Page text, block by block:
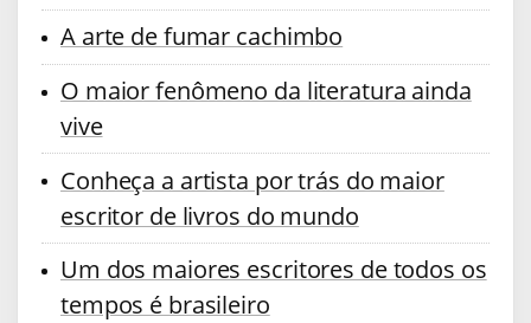
A arte de fumar cachimbo
O maior fenômeno da literatura ainda
vive
Conheça a artista por trás do maior
escritor de livros do mundo
Um dos maiores escritores de todos os
tempos é brasileiro